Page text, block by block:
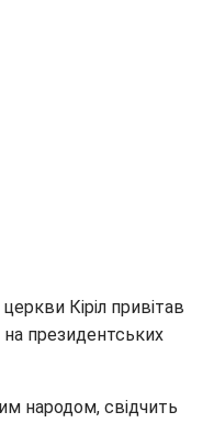
Кіріл привітав
президентських
народом, свідчить